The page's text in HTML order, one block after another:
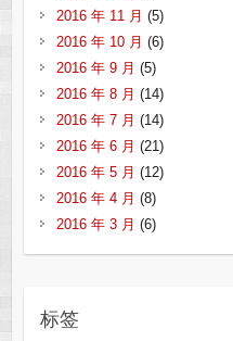
2016 年 11 月 (5)
2016 年 10 月 (6)
2016 年 9 月 (5)
2016 年 8 月 (14)
2016 年 7 月 (14)
2016 年 6 月 (21)
2016 年 5 月 (12)
2016 年 4 月 (8)
2016 年 3 月 (6)
标签